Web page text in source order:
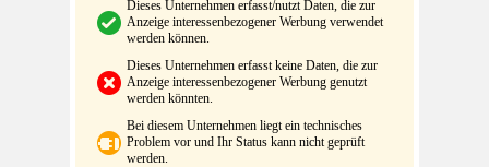
Dieses Unternehmen erfasst/nutzt Daten, die zur
Anzeige interessenbezogener Werbung verwendet
werden können.
Dieses Unternehmen erfasst keine Daten, die zur
Anzeige interessenbezogener Werbung genutzt
werden könnten.
Bei diesem Unternehmen liegt ein technisches
Problem vor und Ihr Status kann nicht geprüft
werden.